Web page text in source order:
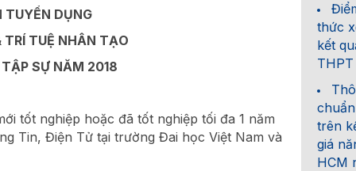
TUYỂN DỤNG
TRÍ TUỆ NHÂN TẠO
SỰ NĂM 2018
tốt nghiệp hoặc đã tốt nghiệp tối đa 1 năm
Tin, Điện Tử tại trường Đai học Việt Nam và
thức
kết
trên
giá
HCM